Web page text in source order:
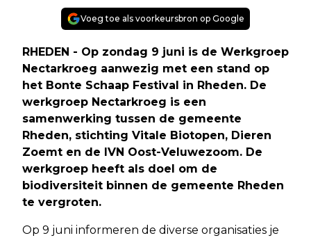
Voeg toe als voorkeursbron op Google
RHEDEN - Op zondag 9 juni is de Werkgroep
Nectarkroeg aanwezig met een stand op
het Bonte Schaap Festival in Rheden. De
werkgroep Nectarkroeg is een
samenwerking tussen de gemeente
Rheden, stichting Vitale Biotopen, Dieren
Zoemt en de IVN Oost-Veluwezoom. De
werkgroep heeft als doel om de
biodiversiteit binnen de gemeente Rheden
te vergroten.
Op 9 juni informeren de diverse organisaties je